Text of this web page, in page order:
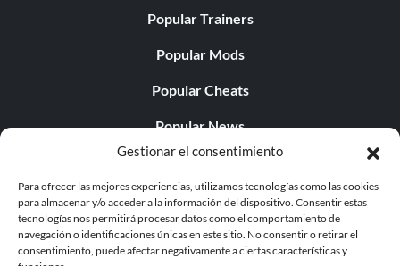
Gestionar el consentimiento
Para ofrecer las mejores experiencias, utilizamos tecnologías como las cookies
para almacenar y/o acceder a la información del dispositivo. Consentir estas
tecnologías nos permitirá procesar datos como el comportamiento de
navegación o identificaciones únicas en este sitio. No consentir o retirar el
consentimiento, puede afectar negativamente a ciertas características y
Popular Trainers
Popular Mods
Popular Cheats
Popular News
Popular Editorials
Popular Free Games
LATEST UPDATES